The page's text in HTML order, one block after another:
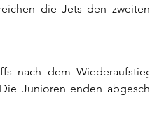
die Jets den
nach dem
Junioren enden